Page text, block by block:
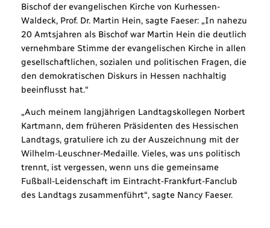
Bischof der evangelischen Kirche von Kurhessen-
Waldeck, Prof. Dr. Martin Hein, sagte Faeser: „In nahezu
20 Amtsjahren als Bischof war Martin Hein die deutlich
vernehmbare Stimme der evangelischen Kirche in allen
gesellschaftlichen, sozialen und politischen Fragen, die
den demokratischen Diskurs in Hessen nachhaltig
beeinflusst hat.“
„Auch meinem langjährigen Landtagskollegen Norbert
Kartmann, dem früheren Präsidenten des Hessischen
Landtags, gratuliere ich zu der Auszeichnung mit der
Wilhelm-Leuschner-Medaille. Vieles, was uns politisch
trennt, ist vergessen, wenn uns die gemeinsame
Fußball-Leidenschaft im Eintracht-Frankfurt-Fanclub
des Landtags zusammenführt“, sagte Nancy Faeser.